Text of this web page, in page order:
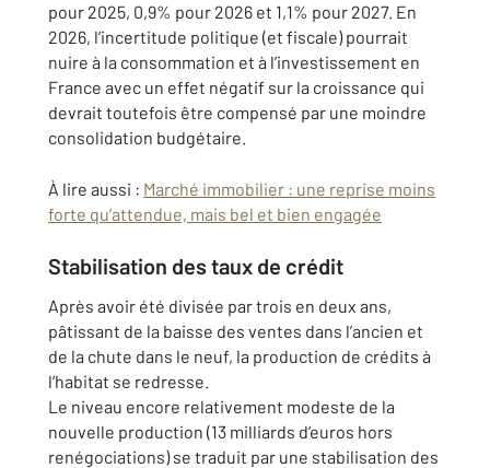
pour 2025, 0,9% pour 2026 et 1,1% pour 2027. En
2026, l’incertitude politique (et fiscale) pourrait
nuire à la consommation et à l’investissement en
France avec un effet négatif sur la croissance qui
devrait toutefois être compensé par une moindre
consolidation budgétaire.
À lire aussi : Marché immobilier : une reprise moins
forte qu’attendue, mais bel et bien engagée
Stabilisation des taux de crédit
Après avoir été divisée par trois en deux ans,
pâtissant de la baisse des ventes dans l’ancien et
de la chute dans le neuf, la production de crédits à
l’habitat se redresse.
Le niveau encore relativement modeste de la
nouvelle production (13 milliards d’euros hors
renégociations) se traduit par une stabilisation des